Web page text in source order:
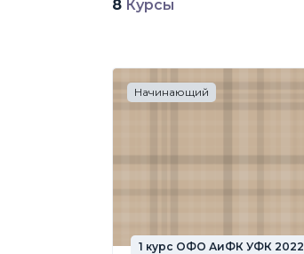
8 Курсы
Начинающий
1 курс ОФО АиФК УФК 2022